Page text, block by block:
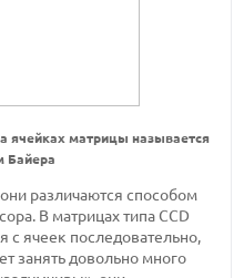
ячейках матрицы называется
Байера
различаются способом
В матрицах типа CCD
ячеек последовательно,
занять довольно много